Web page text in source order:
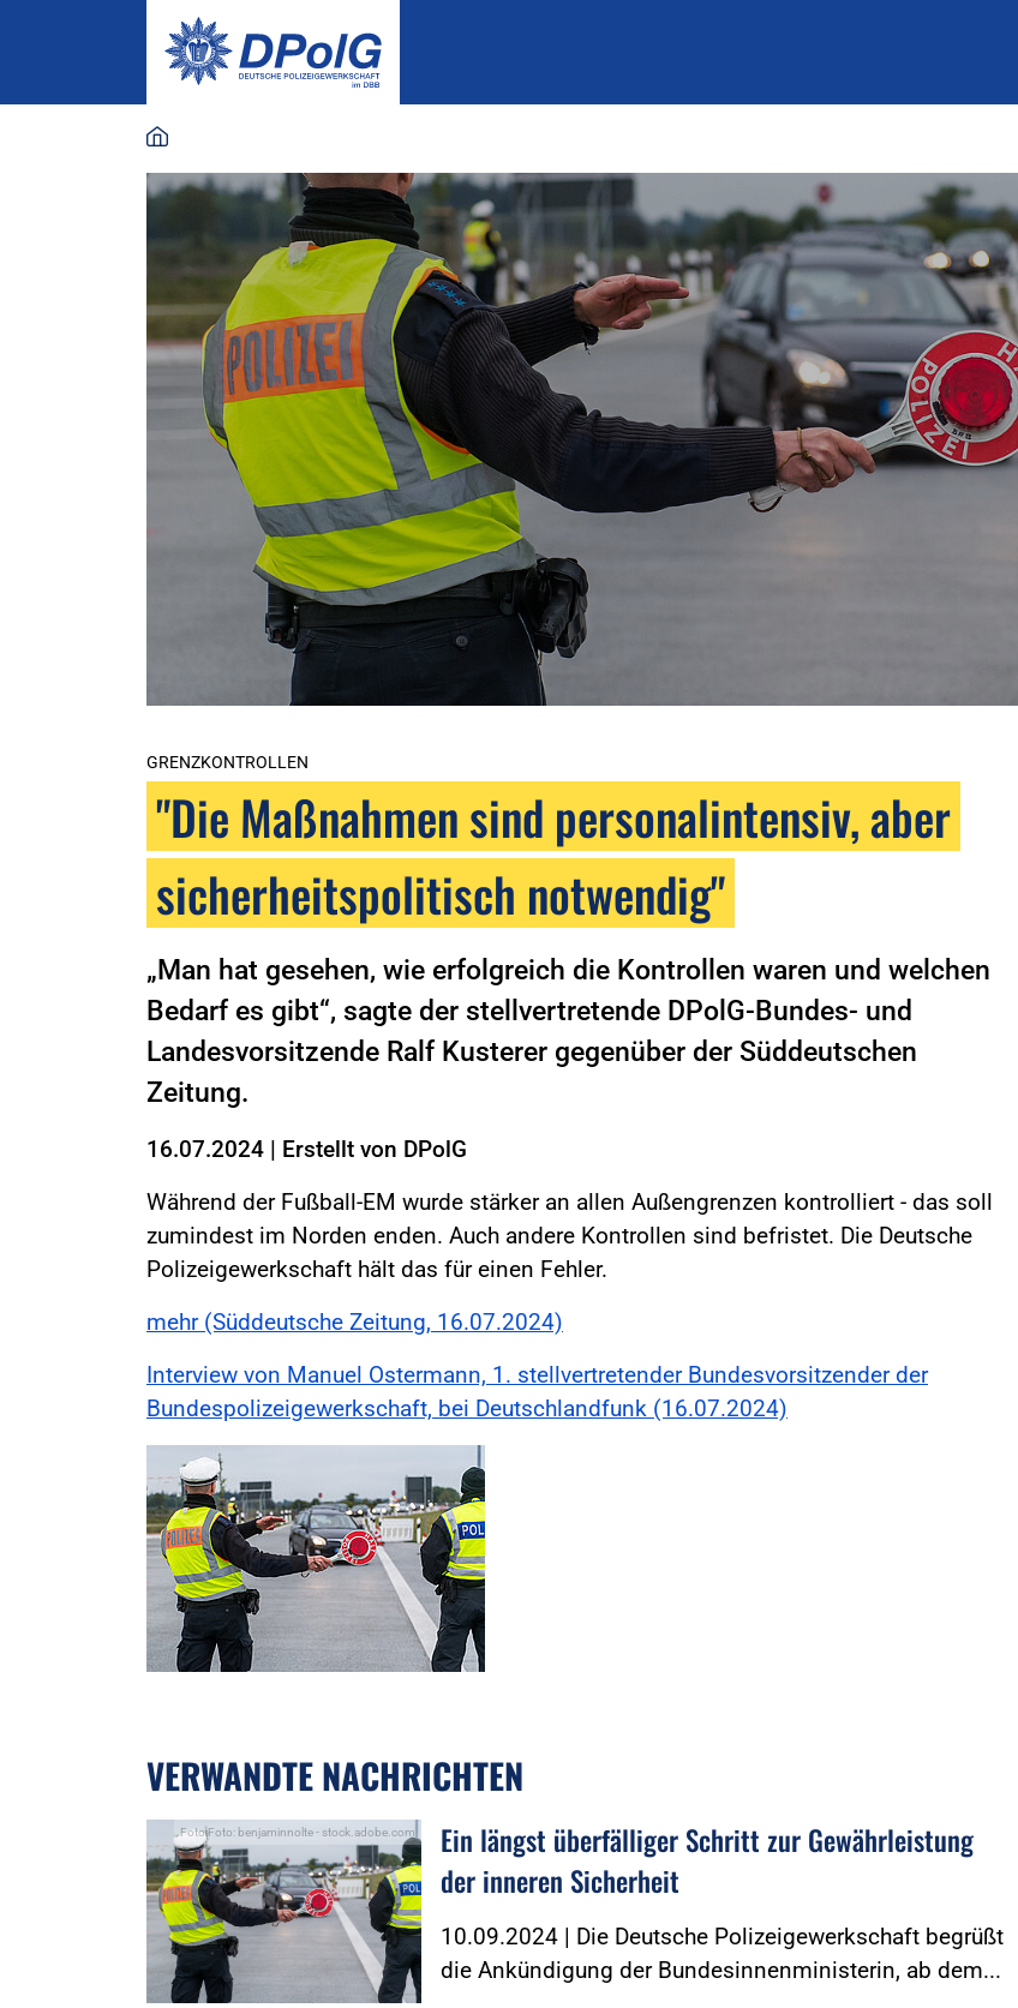
GRENZKONTROLLEN
"Die Maßnahmen sind personalintensiv, aber
sicherheitspolitisch notwendig"
„Man hat gesehen, wie erfolgreich die Kontrollen waren und welchen
Bedarf es gibt“, sagte der stellvertretende DPolG-Bundes- und
Landesvorsitzende Ralf Kusterer gegenüber der Süddeutschen
Zeitung.
16.07.2024 | Erstellt von DPolG
Während der Fußball-EM wurde stärker an allen Außengrenzen kontrolliert - das soll
zumindest im Norden enden. Auch andere Kontrollen sind befristet. Die Deutsche
Polizeigewerkschaft hält das für einen Fehler.
mehr (Süddeutsche Zeitung, 16.07.2024)
Interview von Manuel Ostermann, 1. stellvertretender Bundesvorsitzender der
Bundespolizeigewerkschaft, bei Deutschlandfunk (16.07.2024)
VERWANDTE NACHRICHTEN
Foto:Foto: benjaminnolte - stock.adobe.com
Ein längst überfälliger Schritt zur Gewährleistung
der inneren Sicherheit
10.09.2024 | Die Deutsche Polizeigewerkschaft begrüßt
die Ankündigung der Bundesinnenministerin, ab dem...